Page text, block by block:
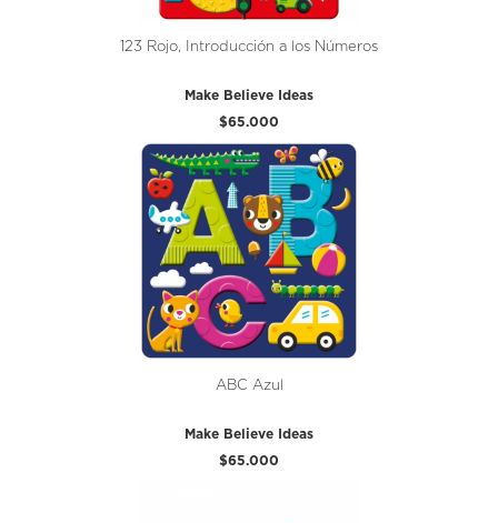
123 Rojo, Introducción a los Números
Make Believe Ideas
$65.000
ABC Azul
Make Believe Ideas
$65.000